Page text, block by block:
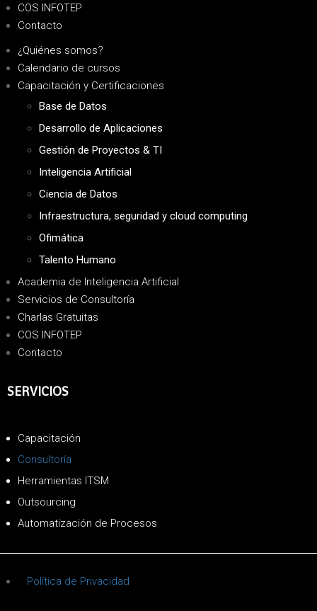
COS INFOTEP
Contacto
¿Quiénes somos?
Calendario de cursos
Capacitación y Certificaciones
Base de Datos
Desarrollo de Aplicaciones
Gestión de Proyectos & TI
Inteligencia Artificial
Ciencia de Datos
Infraestructura, seguridad y cloud computing
Ofimática
Talento Humano
Academia de Inteligencia Artificial
Servicios de Consultoría
Charlas Gratuitas
COS INFOTEP
Contacto
SERVICIOS
Capacitación
Consultoría
Herramientas ITSM
Outsourcing
Automatización de Procesos
Política de Privacidad